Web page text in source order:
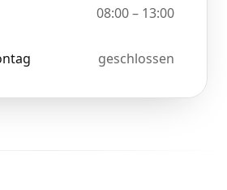
08:00 – 13:00
geschlossen